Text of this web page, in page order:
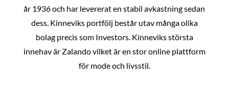
år 1936 och har levererat en stabil avkastning sedan
dess. Kinneviks portfölj består utav många olika
bolag precis som Investors. Kinneviks största
innehav är Zalando vilket är en stor online plattform
för mode och livsstil.